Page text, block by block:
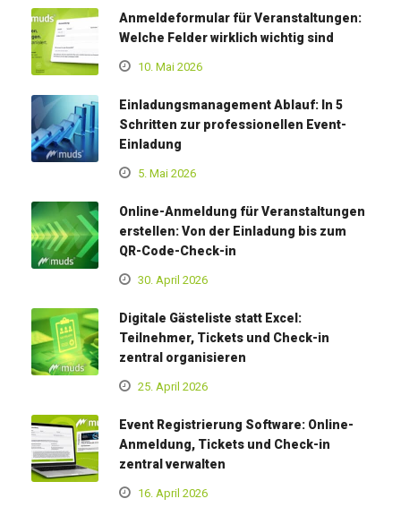
Anmeldeformular für Veranstaltungen:
Welche Felder wirklich wichtig sind
10. Mai 2026
Einladungsmanagement Ablauf: In 5
Schritten zur professionellen Event-
Einladung
5. Mai 2026
Online-Anmeldung für Veranstaltungen
erstellen: Von der Einladung bis zum
QR-Code-Check-in
30. April 2026
Digitale Gästeliste statt Excel:
Teilnehmer, Tickets und Check-in
zentral organisieren
25. April 2026
Event Registrierung Software: Online-
Anmeldung, Tickets und Check-in
zentral verwalten
16. April 2026